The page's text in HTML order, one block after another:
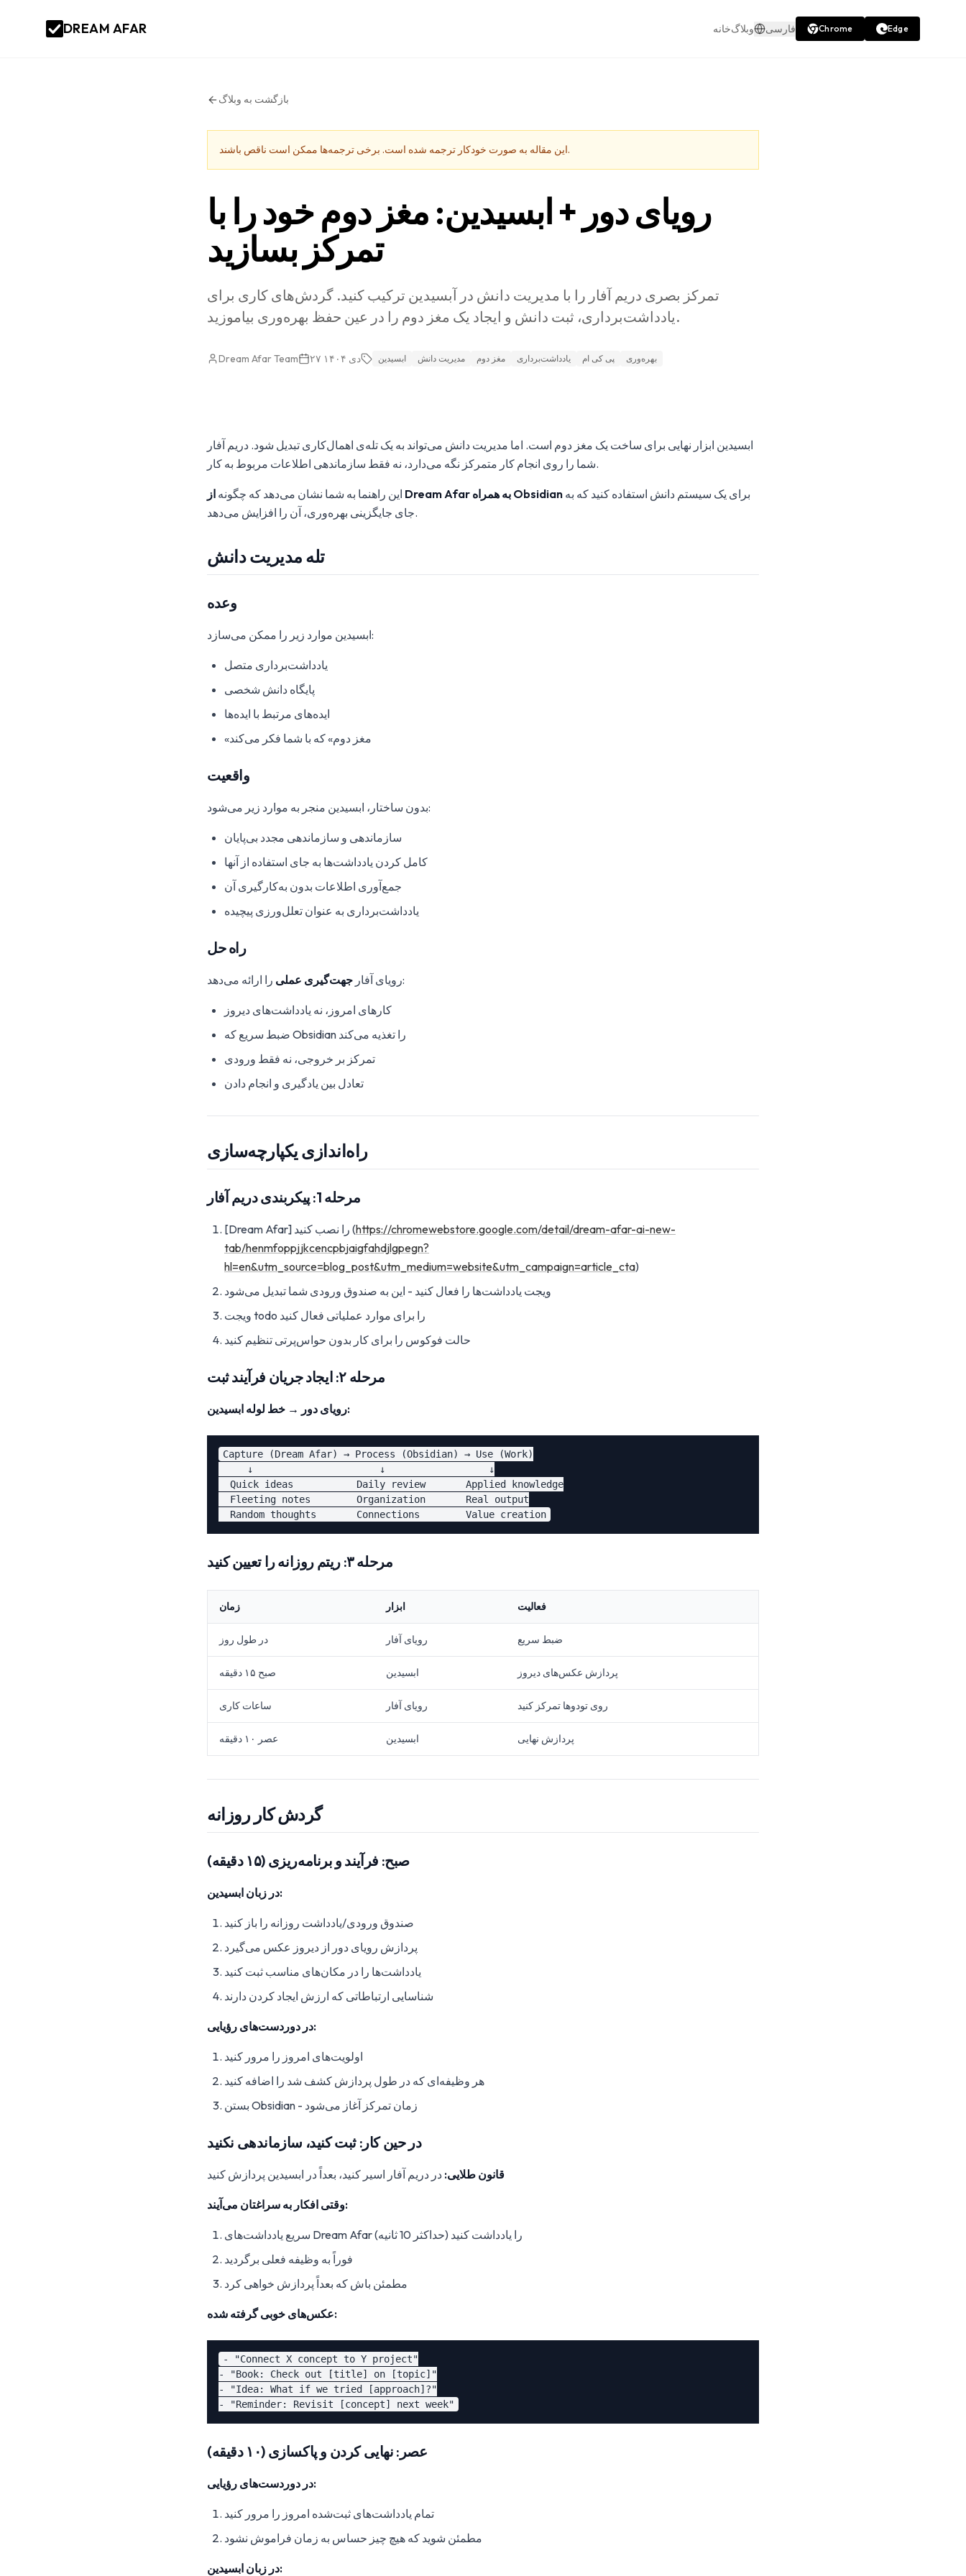
DREAM AFAR خانهوبلاگ فارسی Chrome Edge
بازگشت به وبلاگ
این مقاله به صورت خودکار ترجمه شده است. برخی ترجمه‌ها ممکن است ناقص باشند.
رویای دور + ابسیدین: مغز دوم خود را با
تمرکز بسازید
تمرکز بصری دریم آفار را با مدیریت دانش در آبسیدین ترکیب کنید. گردش‌های کاری برای
یادداشت‌برداری، ثبت دانش و ایجاد یک مغز دوم را در عین حفظ بهره‌وری بیاموزید.
Dream Afar Team ۲۷ دی ۱۴۰۴ ابسیدین مدیریت دانش مغز دوم یادداشت‌برداری پی کی ام بهره‌وری
ابسیدین ابزار نهایی برای ساخت یک مغز دوم است. اما مدیریت دانش می‌تواند به یک تله‌ی اهمال‌کاری تبدیل شود. دریم آفار
شما را روی انجام کار متمرکز نگه می‌دارد، نه فقط سازماندهی اطلاعات مربوط به کار.
این راهنما به شما نشان می‌دهد که چگونه از Dream Afar به همراه Obsidian
جای جایگزینی بهره‌وری، آن را افزایش می‌دهد.
تله مدیریت دانش
وعده
ابسیدین موارد زیر را ممکن می‌سازد:
یادداشت‌برداری متصل
پایگاه دانش شخصی
ایده‌های مرتبط با ایده‌ها
«مغز دوم» که با شما فکر می‌کند
واقعیت
بدون ساختار، ابسیدین منجر به موارد زیر می‌شود:
سازماندهی و سازماندهی مجدد بی‌پایان
کامل کردن یادداشت‌ها به جای استفاده از آنها
جمع‌آوری اطلاعات بدون به‌کارگیری آن
یادداشت‌برداری به عنوان تعلل‌ورزی پیچیده
راه حل
رویای آفار جهت‌گیری عملی را ارائه می‌دهد:
کارهای امروز، نه یادداشت‌های دیروز
ضبط سریع که Obsidian را تغذیه می‌کند
تمرکز بر خروجی، نه فقط ورودی
تعادل بین یادگیری و انجام دادن
راه‌اندازی یکپارچه‌سازی
مرحله 1: پیکربندی دریم آفار
[Dream Afar] را نصب کنید (https://chromewebstore.google.com/detail/dream-afar-ai-new-
tab/henmfoppjjkcencpbjaigfahdjlgpegn?
hl=en&utm_source=blog_post&utm_medium=website&utm_campaign=article_cta)
ویجت یادداشت‌ها را فعال کنید - این به صندوق ورودی شما تبدیل می‌شود
ویجت todo را برای موارد عملیاتی فعال کنید
حالت فوکوس را برای کار بدون حواس‌پرتی تنظیم کنید
مرحله ۲: ایجاد جریان فرآیند ثبت
رویای دور → خط لوله ابسیدین:
Capture (Dream Afar) → Process (Obsidian) → Use (Work)
     ↓                      ↓                  ↓
  Quick ideas           Daily review       Applied knowledge
  Fleeting notes        Organization       Real output
مرحله ۳: ریتم روزانه را تعیین کنید
زمان ابزار فعالیت
در طول روز رویای آفار ضبط سریع
صبح ۱۵ دقیقه ابسیدین پردازش عکس‌های دیروز
ساعات کاری رویای آفار روی تودوها تمرکز کنید
عصر ۱۰ دقیقه ابسیدین پردازش نهایی
گردش کار روزانه
صبح: فرآیند و برنامه‌ریزی (۱۵ دقیقه)
در زبان ابسیدین:
صندوق ورودی/یادداشت روزانه را باز کنید
پردازش رویای دور از دیروز عکس می‌گیرد
یادداشت‌ها را در مکان‌های مناسب ثبت کنید
شناسایی ارتباطاتی که ارزش ایجاد کردن دارند
در دوردست‌های رؤیایی:
اولویت‌های امروز را مرور کنید
هر وظیفه‌ای که در طول پردازش کشف شد را اضافه کنید
بستن Obsidian - زمان تمرکز آغاز می‌شود
در حین کار: ثبت کنید، سازماندهی نکنید
قانون طلایی: در دریم آفار اسیر کنید، بعداً در ابسیدین پردازش کنید
وقتی افکار به سراغتان می‌آیند:
سریع یادداشت‌های Dream Afar را یادداشت کنید (حداکثر 10 ثانیه)
فوراً به وظیفه فعلی برگردید
مطمئن باش که بعداً پردازش خواهی کرد
عکس‌های خوبی گرفته شده:
- "Connect X concept to Y project"
- "Book: Check out [title] on [topic]"
- "Idea: What if we tried [approach]?"
عصر: نهایی کردن و پاکسازی (۱۰ دقیقه)
در دوردست‌های رؤیایی:
تمام یادداشت‌های ثبت‌شده امروز را مرور کنید
مطمئن شوید که هیچ چیز حساس به زمان فراموش نشود
در زبان ابسیدین: